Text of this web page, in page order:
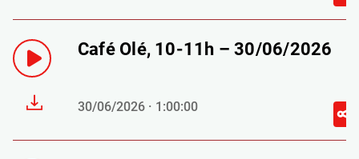
Café Olé, 10-11h – 30/06/2026
30/06/2026 · 1:00:00